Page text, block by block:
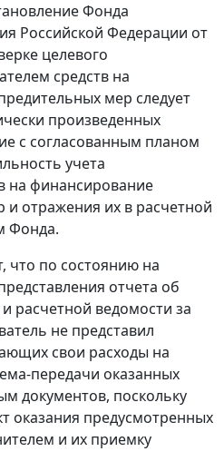
Фонда
Российской Федерации от
целевого
средств на
мер следует
произведенных
с согласованным планом
учета
на финансирование
и отражения их в расчетной
Фонда.
что по состоянию на
отчета об
расчетной ведомости за
не представил
свои расходы на
передачи оказанных
документов, поскольку
оказания предусмотренных
и их приемку